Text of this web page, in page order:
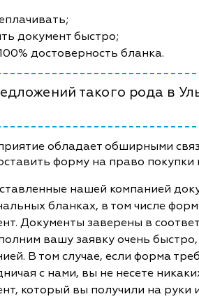
документ быстро;
достоверность бланка.
такого рода в
обладает обширными
форму на право
нашей компанией
бланках, в том числе
Документы заверены в
вашу заявку очень
В том случае, если форма
с нами, вы не несете
который вы получили на